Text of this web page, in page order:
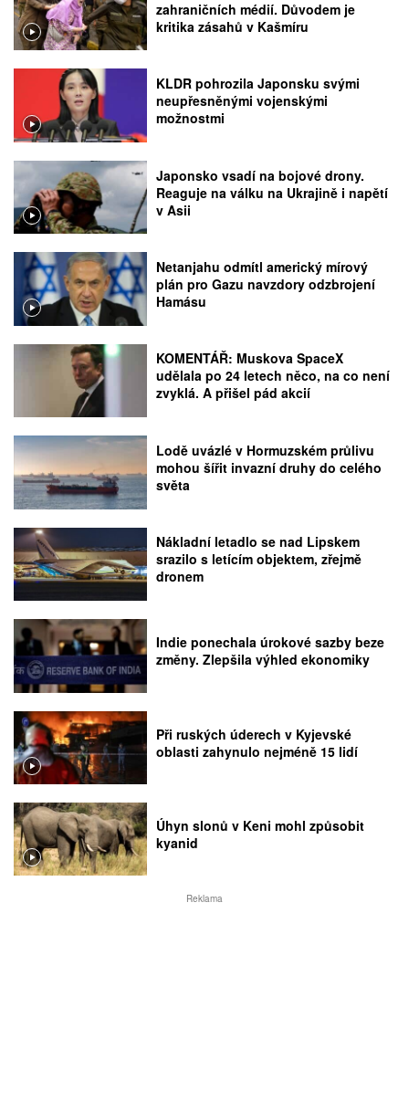
zahraničních médií. Důvodem je
kritika zásahů v Kašmíru
KLDR pohrozila Japonsku svými
neupřesněnými vojenskými
možnostmi
Japonsko vsadí na bojové drony.
Reaguje na válku na Ukrajině i napětí
v Asii
Netanjahu odmítl americký mírový
plán pro Gazu navzdory odzbrojení
Hamásu
KOMENTÁŘ: Muskova SpaceX
udělala po 24 letech něco, na co není
zvyklá. A přišel pád akcií
Lodě uvázlé v Hormuzském průlivu
mohou šířit invazní druhy do celého
světa
Nákladní letadlo se nad Lipskem
srazilo s letícím objektem, zřejmě
dronem
Indie ponechala úrokové sazby beze
změny. Zlepšila výhled ekonomiky
Při ruských úderech v Kyjevské
oblasti zahynulo nejméně 15 lidí
Úhyn slonů v Keni mohl způsobit
kyanid
Reklama